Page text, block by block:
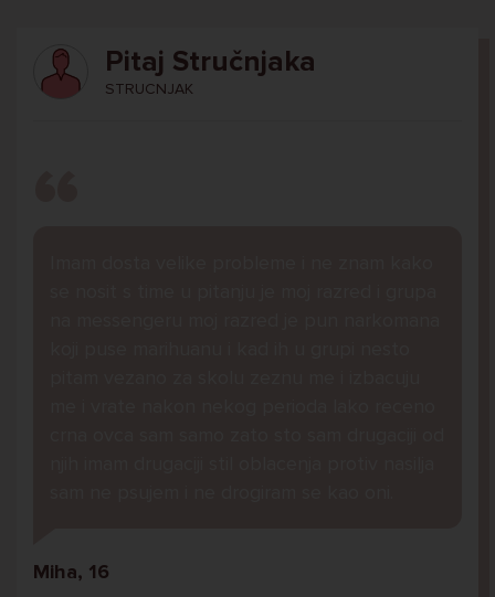
Pitaj Stručnjaka
STRUCNJAK
Miha, 16